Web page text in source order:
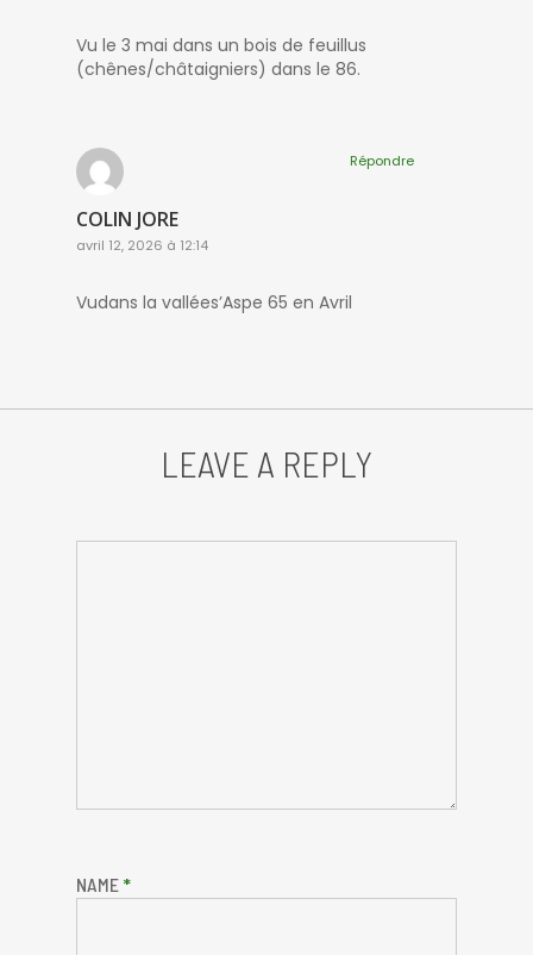
Vu le 3 mai dans un bois de feuillus
(chênes/châtaigniers) dans le 86.
COLIN JORE
avril 12, 2026 à 12:14
Vudans la vallées’Aspe 65 en Avril
Répondre
LEAVE A REPLY
NAME *